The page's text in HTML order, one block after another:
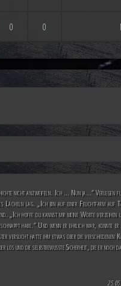
0 0
nicht anzweifeln. Ich … Nun ja…“ Verlegen
Lächeln lag. „Ich bin auf einer Feuchtfarm auf
„Ich hoffe du kannst mir meine Worte verzeihen
habe.“ Und wenn er ehrlich war, konnte er
versucht hatte ihm etwas über die verschiedenen
los und die selbstbewusste Sicherheit, die er noch